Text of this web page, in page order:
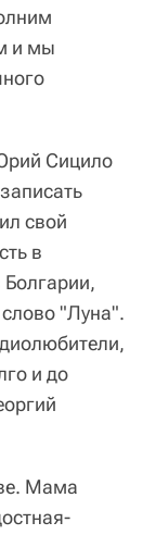
и мы
Сицило
свой
в
Болгарии,
"Луна".
и до
Мама